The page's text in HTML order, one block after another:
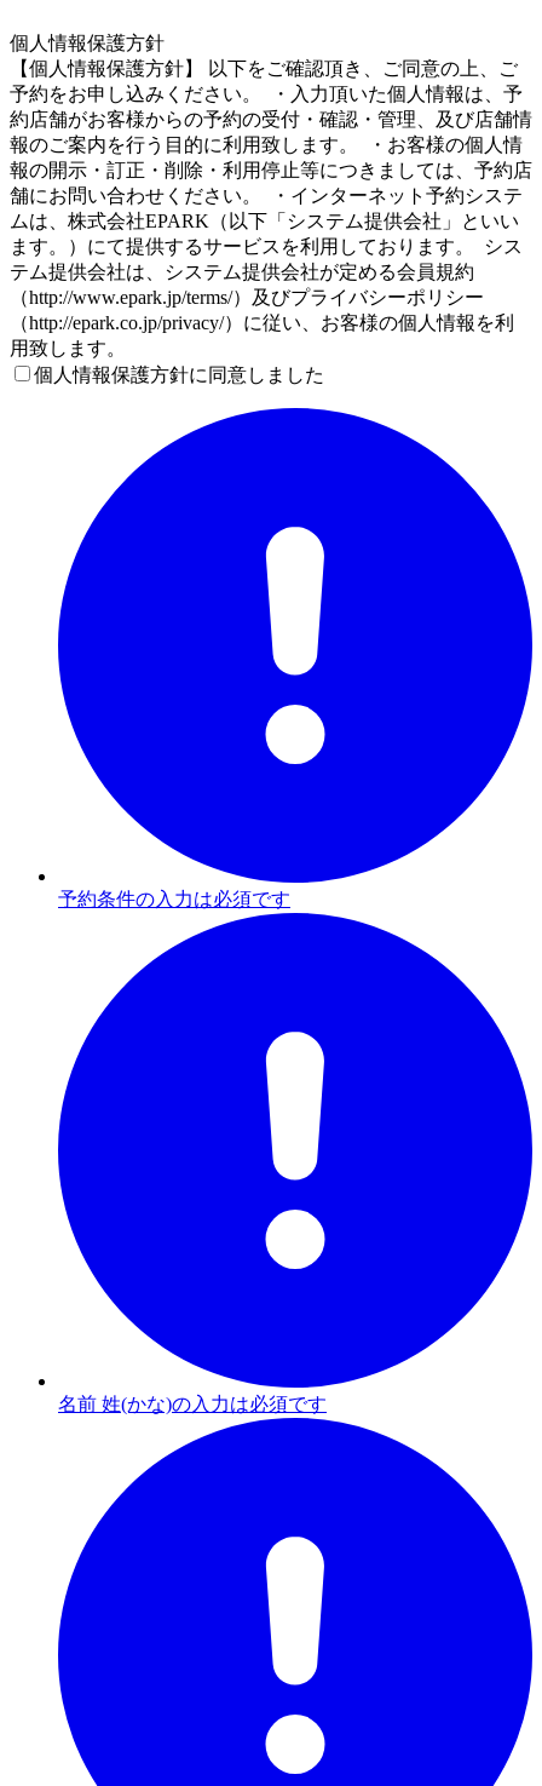
個人情報保護方針
【個人情報保護方針】 以下をご確認頂き、ご同意の上、ご
予約をお申し込みください。 ・入力頂いた個人情報は、予
約店舗がお客様からの予約の受付・確認・管理、及び店舗情
報のご案内を行う目的に利用致します。 ・お客様の個人情
報の開示・訂正・削除・利用停止等につきましては、予約店
舗にお問い合わせください。 ・インターネット予約システ
ムは、株式会社EPARK（以下「システム提供会社」といい
ます。）にて提供するサービスを利用しております。 シス
テム提供会社は、システム提供会社が定める会員規約
（http://www.epark.jp/terms/）及びプライバシーポリシー
（http://epark.co.jp/privacy/）に従い、お客様の個人情報を利
用致します。
個人情報保護方針に同意しました
予約条件の入力は必須です
名前 姓(かな)の入力は必須です